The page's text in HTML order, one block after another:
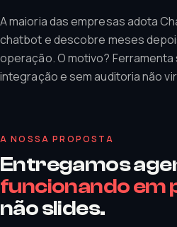
A maioria das empresas adota
chatbot e descobre meses
operação. O motivo?
integração e sem auditoria não
A NOSSA PROPOSTA
Entregamos
funcionando em
não slides.